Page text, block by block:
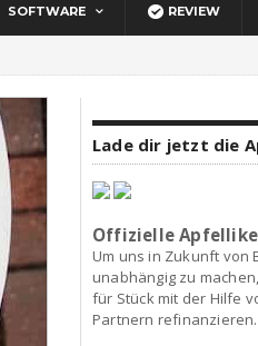
SOFTWARE REVIEW
Lade dir jetzt die
Offizielle
Um uns in Zukunft von
unabhängig zu
für Stück mit der Hilfe
Partnern refinanzieren.